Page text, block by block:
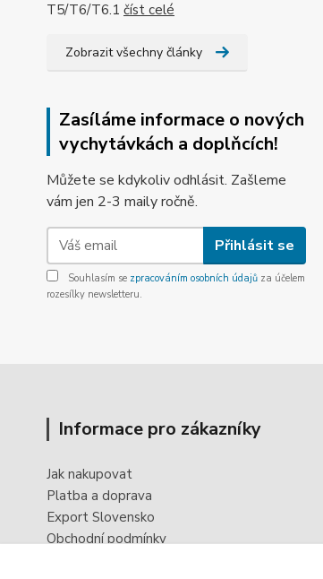
T5/T6/T6.1 číst celé
Zobrazit všechny články
Zasíláme informace o nových
vychytávkách a doplňcích!
Můžete se kdykoliv odhlásit. Zašleme
vám jen 2-3 maily ročně.
Přihlásit se
Souhlasím se zpracováním osobních údajů za účelem
rozesílky newsletteru.
Informace pro zákazníky
Jak nakupovat
Platba a doprava
Export Slovensko
Obchodní podmínky